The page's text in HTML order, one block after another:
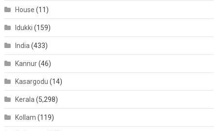
House (11)
Idukki (159)
India(433)
Kannur(46)
Kasargodu (14)
Kerala(5,298)
Kollam (119)